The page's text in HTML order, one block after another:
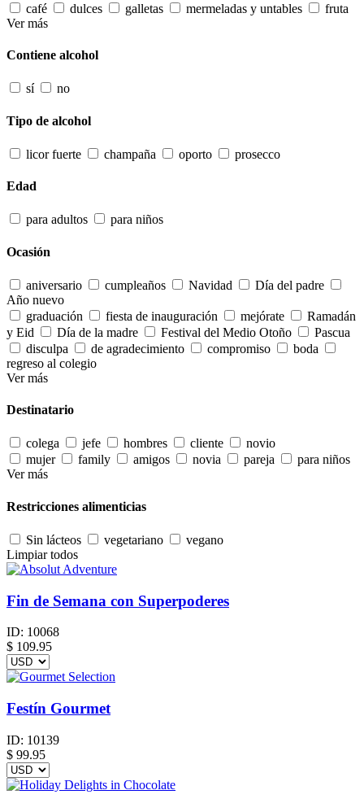
café
dulces galletas mermeladas y untables
fruta
Ver más
Contiene alcohol
sí no
Tipo de alcohol
licor fuerte champaña oporto prosecco
Edad
para adultos para niños
Ocasión
aniversario cumpleaños Navidad
Día del padre
Año nuevo
graduación
fiesta de inauguración mejórate
Ramadán
y Eid
Día de la madre Festival del Medio Otoño
Pascua
disculpa
de agradecimiento compromiso
boda
regreso al colegio
Ver más
Destinatario
colega jefe hombres cliente
novio
mujer
family amigos novia pareja
para niños
Ver más
Restricciones alimenticias
Sin lácteos vegetariano
vegano
Limpiar todos
Fin de Semana con Superpoderes
ID: 10068
$ 109.95
Festín Gourmet
ID: 10139
$ 99.95